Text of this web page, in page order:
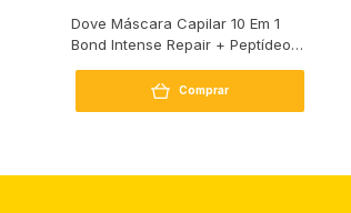
Dove Máscara Capilar 10 Em 1
Bond Intense Repair + Peptídeo
Comprar